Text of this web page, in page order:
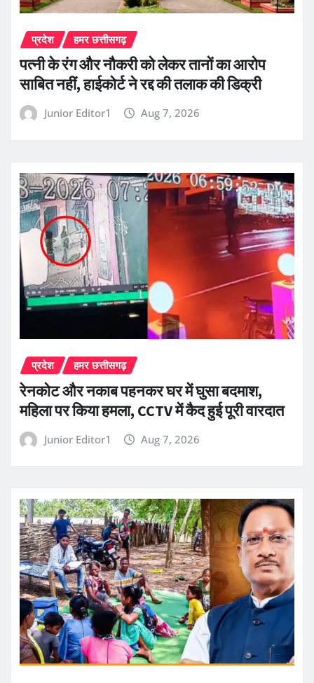
प्रदेश हमर छत्तीसगढ़
पत्नी के रंग और नौकरी को लेकर तानों का आरोप
साबित नहीं, हाईकोर्ट ने रद्द की तलाक की डिक्री
Junior Editor1 Aug 7, 2026
प्रदेश हमर छत्तीसगढ़
रेनकोट और नकाब पहनकर घर में घुसा बदमाश,
महिला पर किया हमला, CCTV में कैद हुई पूरी वारदात
Junior Editor1 Aug 7, 2026